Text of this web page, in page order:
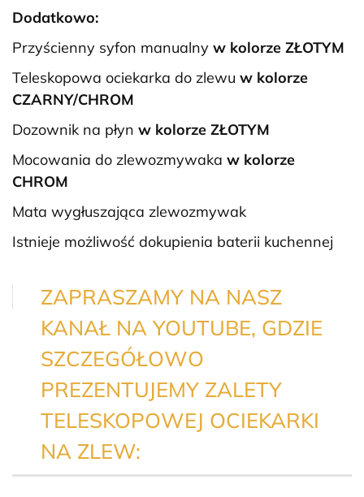
Dodatkowo:
Przyścienny syfon manualny w kolorze ZŁOTYM
Teleskopowa ociekarka do zlewu w kolorze
CZARNY/CHROM
Dozownik na płyn w kolorze ZŁOTYM
Mocowania do zlewozmywaka w kolorze
CHROM
Mata wygłuszająca zlewozmywak
Istnieje możliwość dokupienia baterii kuchennej
ZAPRASZAMY NA NASZ
KANAŁ NA YOUTUBE, GDZIE
SZCZEGÓŁOWO
PREZENTUJEMY ZALETY
TELESKOPOWEJ OCIEKARKI
NA ZLEW: